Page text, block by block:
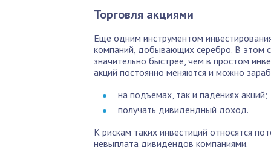
Торговля акциями
Еще одним инструментом
компаний, добывающих серебро. В этом
значительно быстрее, чем в простом
акций постоянно меняются и можно
на подъемах, так и падениях акций;
получать дивидендный доход.
К рискам таких инвестиций относятся
невыплата дивидендов компаниями.